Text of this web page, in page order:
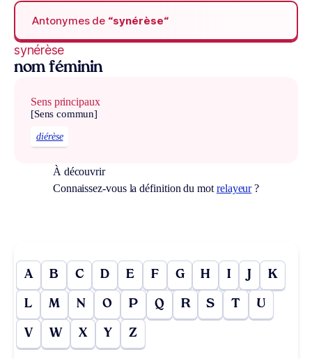
Antonymes de “synérèse“
synérèse
nom féminin
Sens principaux
[Sens commun]
diérèse
À découvrir
Connaissez-vous la définition du mot relayeur?
A B C D E F G H I J K
L M N O P Q R S T U
V W X Y Z